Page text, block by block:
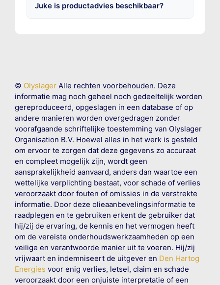
Juke is productadvies beschikbaar?
© OlyslagerAlle rechten voorbehouden. Deze
informatie mag noch geheel noch gedeeltelijk worden
gereproduceerd, opgeslagen in een database of op
andere manieren worden overgedragen zonder
voorafgaande schriftelijke toestemming van Olyslager
Organisation B.V. Hoewel alles in het werk is gesteld
om ervoor te zorgen dat deze gegevens zo accuraat
en compleet mogelijk zijn, wordt geen
aansprakelijkheid aanvaard, anders dan waartoe een
wettelijke verplichting bestaat, voor schade of verlies
veroorzaakt door fouten of omissies in de verstrekte
informatie. Door deze olieaanbevelingsinformatie te
raadplegen en te gebruiken erkent de gebruiker dat
hij/zij de ervaring, de kennis en het vermogen heeft
om de vereiste onderhoudswerkzaamheden op een
veilige en verantwoorde manier uit te voeren. Hij/zij
vrijwaart en indemniseert de uitgever en Den Hartog
Energies voor enig verlies, letsel, claim en schade
veroorzaakt door een onjuiste interpretatie of een